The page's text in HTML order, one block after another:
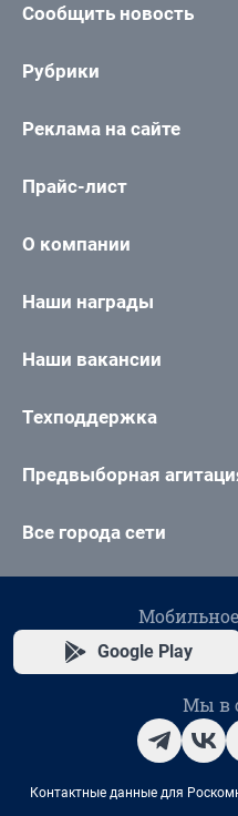
Сообщить новость
Рубрики
Реклама на сайте
Прайс-лист
О компании
Наши награды
Наши вакансии
Техподдержка
Предвыборная
Все города сети
Google Play
Мы в
Контактные данные для